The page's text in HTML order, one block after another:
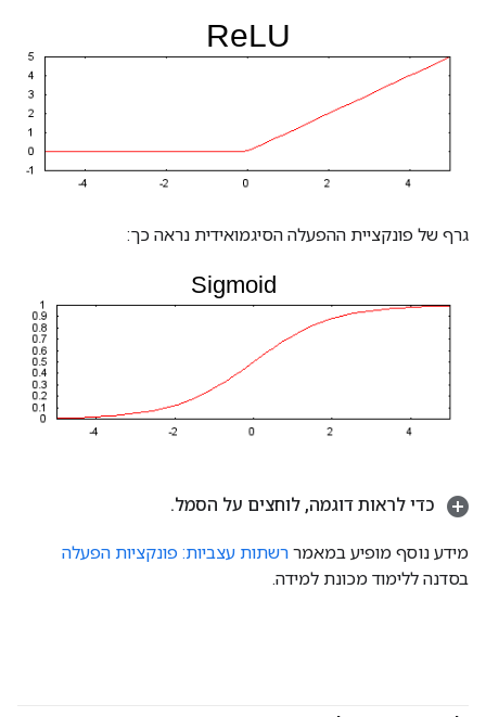
גרף של פונקציית ההפעלה הסיגמואידית נראה כך:
כדי לראות דוגמה, לוחצים על הסמל.
מידע נוסף מופיע במאמר רשתות עצביות: פונקציות הפעלה
בסדנה ללימוד מכונת למידה.